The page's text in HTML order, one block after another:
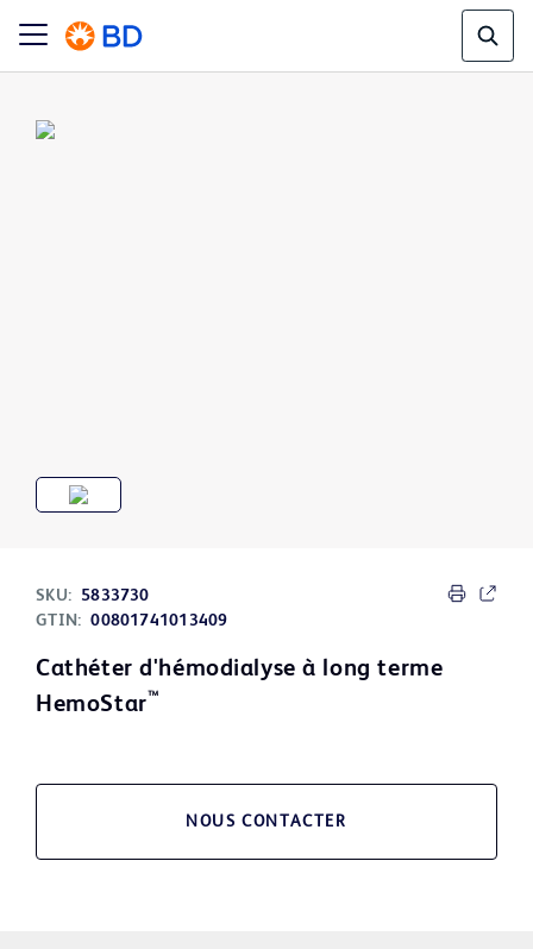
SKU:
5833730
GTIN: 00801741013409
Cathéter d'hémodialyse à long terme
HemoStar™
NOUS CONTACTER